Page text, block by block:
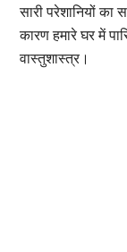
सारी परेशानियों
कारण हमारे घर में
वास्तुशास्त्र।